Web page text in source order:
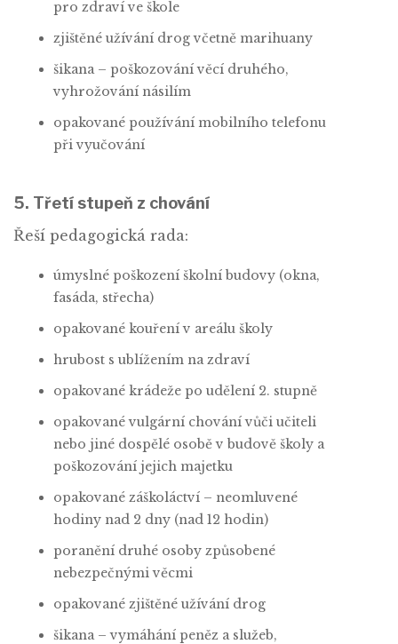
pro zdraví ve škole
zjištěné užívání drog včetně marihuany
šikana – poškozování věcí druhého,
vyhrožování násilím
opakované používání mobilního telefonu
při vyučování
5. Třetí stupeň z chování
Řeší pedagogická rada:
úmyslné poškození školní budovy (okna,
fasáda, střecha)
opakované kouření v areálu školy
hrubost s ublížením na zdraví
opakované krádeže po udělení 2. stupně
opakované vulgární chování vůči učiteli
nebo jiné dospělé osobě v budově školy a
poškozování jejich majetku
opakované záškoláctví – neomluvené
hodiny nad 2 dny (nad 12 hodin)
poranění druhé osoby způsobené
nebezpečnými věcmi
opakované zjištěné užívání drog
šikana – vymáhání peněz a služeb,